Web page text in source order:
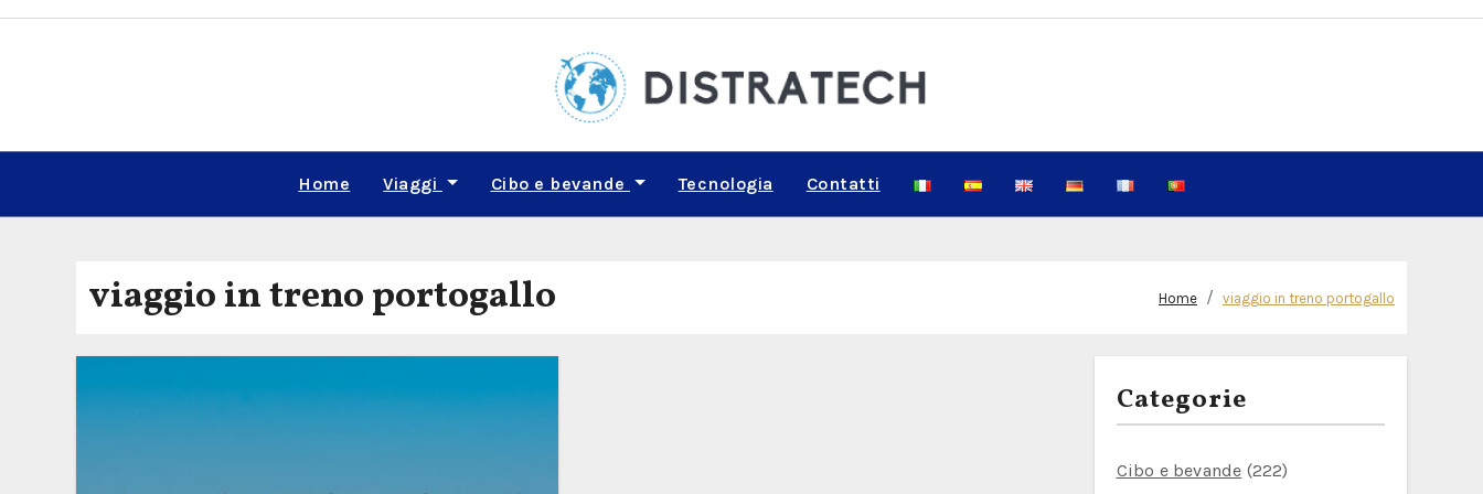
Skip
Home Viaggi Cibo e bevande Tecnologia Contatti
viaggio in treno portogallo Home viaggio in treno portogallo
Categorie
Cibo e bevande (222)